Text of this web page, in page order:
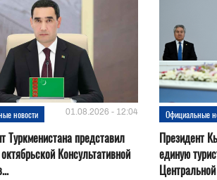
новости 01.08.2026 - 12:04
Туркменистана представил
Консультативной
Официальные
Президент
единую